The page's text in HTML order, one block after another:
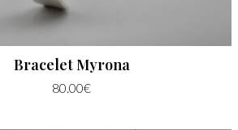
Bracelet Myrona
80.00€